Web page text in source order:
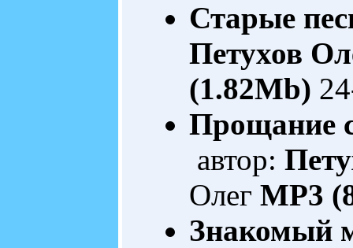
Старые
Петухов
(1.82Mb)
Прощание
автор:
Олег MP3
Знакомый